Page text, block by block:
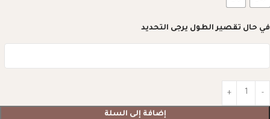
في حال تقصير الطول يرجى التحديد
إضافة إلى السلة